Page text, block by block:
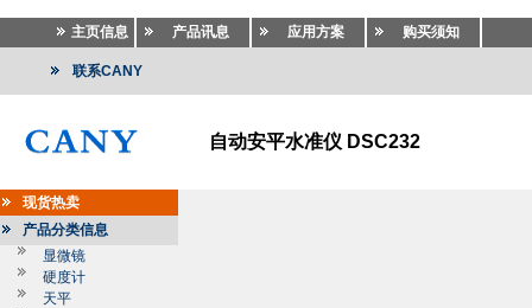
主页信息 产品讯息 应用方案 购买须知
联系CANY
自动安平水准仪 DSC232
现货热卖
产品分类信息
显微镜
硬度计
天平